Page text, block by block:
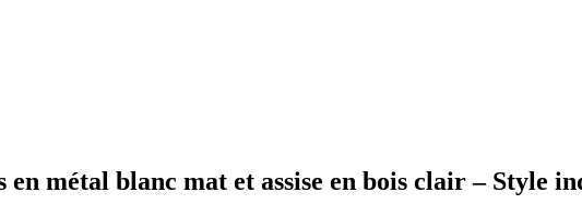
en métal blanc mat et assise en bois clair – Style